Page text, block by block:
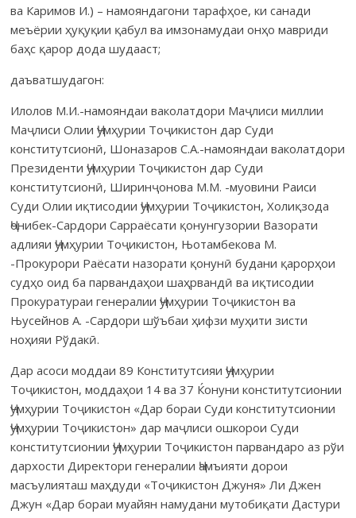
ва Каримов И.) – намояндагони тарафҳое, ки санади
меъёрии ҳуқуқии қабул ва имзонамудаи онҳо мавриди
баҳс қарор дода шудааст;
даъватшудагон:
Илолов М.И.-намояндаи ваколатдори Маҷлиси миллии
Маҷлиси Олии Ҷумҳурии Тоҷикистон дар Суди
конститутсионӣ, Шоназаров С.А.-намояндаи ваколатдори
Президенти Ҷумҳурии Тоҷикистон дар Суди
конститутсионӣ, Ширинҷонова М.М. -муовини Раиси
Суди Олии иқтисодии Ҷумҳурии Тоҷикистон, Холиқзода
Ҷонибек-Сардори Сарраёсати қонунгузории Вазорати
адлияи Ҷумҳурии Тоҷикистон, Њотамбекова М.
-Прокурори Раёсати назорати қонунӣ будани қарорҳои
судҳо оид ба парвандаҳои шаҳрвандӣ ва иқтисодии
Прокуратураи генералии Ҷумҳурии Тоҷикистон ва
Њусейнов А. -Сардори шўъбаи ҳифзи муҳити зисти
ноҳияи Рўдакӣ.
Дар асоси моддаи 89 Конститутсияи Ҷумҳурии
Тоҷикистон, моддаҳои 14 ва 37 Ќонуни конститутсионии
Ҷумҳурии Тоҷикистон «Дар бораи Суди конститутсионии
Ҷумҳурии Тоҷикистон» дар маҷлиси ошкорои Суди
конститутсионии Ҷумҳурии Тоҷикистон парвандаро аз рўи
дархости Директори генералии Ҷамъияти дорои
масъулияташ маҳдуди «Тоҷикистон Джуня» Ли Джен
Джун «Дар бораи муайян намудани мутобиқати Дастури